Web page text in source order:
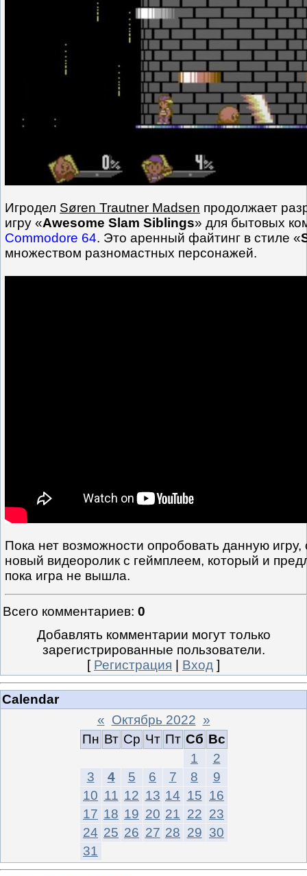
Игродел Søren Trautner Madsen продолжает
игру «Awesome Slam Siblings» для бытовых
Commodore 64. Это аренный файтинг в стиле «
множеством разномастных персонажей.
Пока нет возможности опробовать данную
новый видеоролик с геймплеем, который и
пока игра не вышла.
Всего комментариев: 0
Добавлять комментарии могут только
зарегистрированные пользователи.
[ Регистрация Вход ]
Calendar
« Октябрь 2022 »
Пн Вт Ср Чт Пт Сб Вс
1
2
3
4 5 6 7 8
9
10 11 12 13 14 15 16
17 18 19 20 21 22 23
24 25 26 27 28 29 30
31